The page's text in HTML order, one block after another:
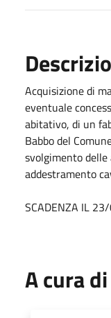
Acquisizione di
eventuale
abitativo, di un
Babbo del
svolgimento
addestramento
SCADENZA IL
A cura di